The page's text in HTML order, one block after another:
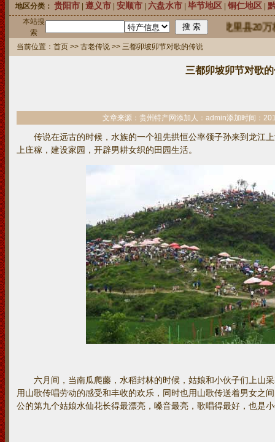
地区分类： 贵阳市 遵义市 安顺市 六盘水市 毕节地区 铜仁地区
本站搜
索
中国刺梨之乡龙里县20万株优
当前位置： 首页 >> 古老传说 >> 三都卯坡卯节对歌的传说
三都卯坡卯节对歌
文章来源：贵州特产网添加人：admin添加时间：
传说在远古的时候，水族的一个祖先拱恒公率领子孙来到龙江上
上庄稼，建设家园，开辟男耕女织的田园生活。
六月间，当南瓜爬藤，水稻封林的时候，姑娘和小伙子们上山采
用山歌传唱劳动的感受和丰收的欢乐，同时也用山歌传送着男女之
公的第九个姑娘水仙花长得最漂亮，嗓音最亮，歌唱得最好，也是